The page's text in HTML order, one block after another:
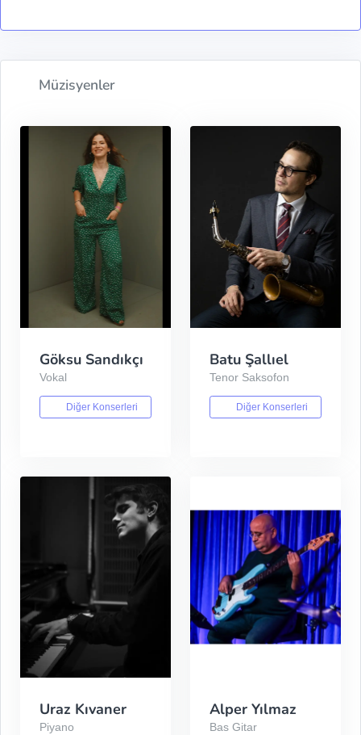
Müzisyenler
Göksu Sandıkçı
Vokal
Diğer Konserleri
Batu Şallıel
Tenor Saksofon
Diğer Konserleri
Uraz Kıvaner
Piyano
Alper Yılmaz
Bas Gitar